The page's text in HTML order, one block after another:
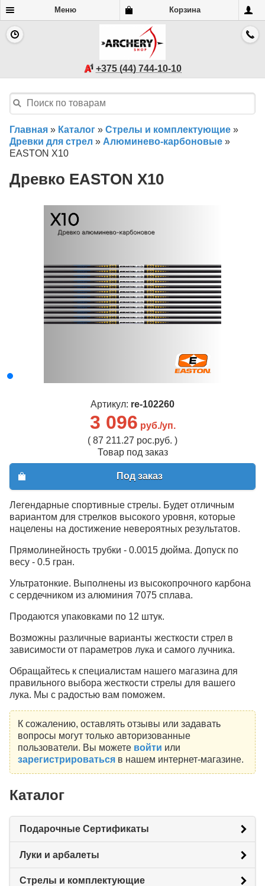
Меню Корзина
+375 (44) 744-10-10
Главная » Каталог » Стрелы и комплектующие »
Древки для стрел » Алюминево-карбоновые »
EASTON X10
Древко EASTON X10
Артикул: re-102260
3 096 руб./уп.
( 87 211.27 рос.руб. )
Товар под заказ
Под заказ
Легендарные спортивные стрелы. Будет отличным
вариантом для стрелков высокого уровня, которые
нацелены на достижение невероятных результатов.
Прямолинейность трубки - 0.0015 дюйма. Допуск по
весу - 0.5 гран.
Ультратонкие. Выполнены из высокопрочного карбона
с сердечником из алюминия 7075 сплава.
Продаются упаковками по 12 штук.
Возможны различные варианты жесткости стрел в
зависимости от параметров лука и самого лучника.
Обращайтесь к специалистам нашего магазина для
правильного выбора жесткости стрелы для вашего
лука. Мы с радостью вам поможем.
К сожалению, оставлять отзывы или задавать
вопросы могут только авторизованные
пользователи. Вы можете войти или
зарегистрироватьсяв нашем интернет-магазине.
Каталог
Подарочные Сертификаты
Луки и арбалеты
Стрелы и комплектующие